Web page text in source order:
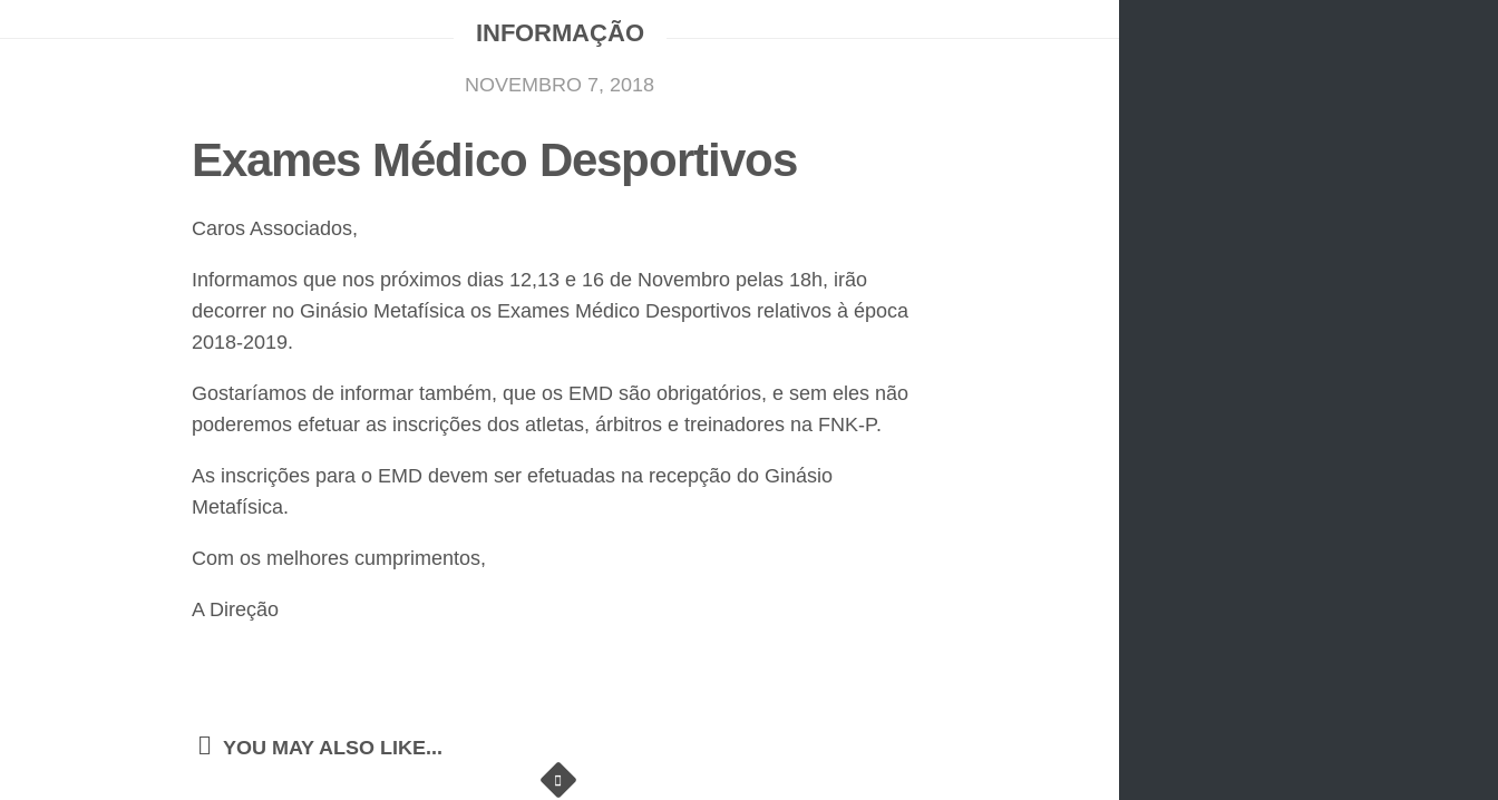
INFORMAÇÃO
NOVEMBRO 7, 2018
Exames Médico Desportivos
Caros Associados,
Informamos que nos próximos dias 12,13 e 16 de Novembro pelas 18h, irão
decorrer no Ginásio Metafísica os Exames Médico Desportivos relativos à época
2018-2019.
Gostaríamos de informar também, que os EMD são obrigatórios, e sem eles não
poderemos efetuar as inscrições dos atletas, árbitros e treinadores na FNK-P.
As inscrições para o EMD devem ser efetuadas na recepção do Ginásio
Metafísica.
Com os melhores cumprimentos,
A Direção
YOU MAY ALSO LIKE...